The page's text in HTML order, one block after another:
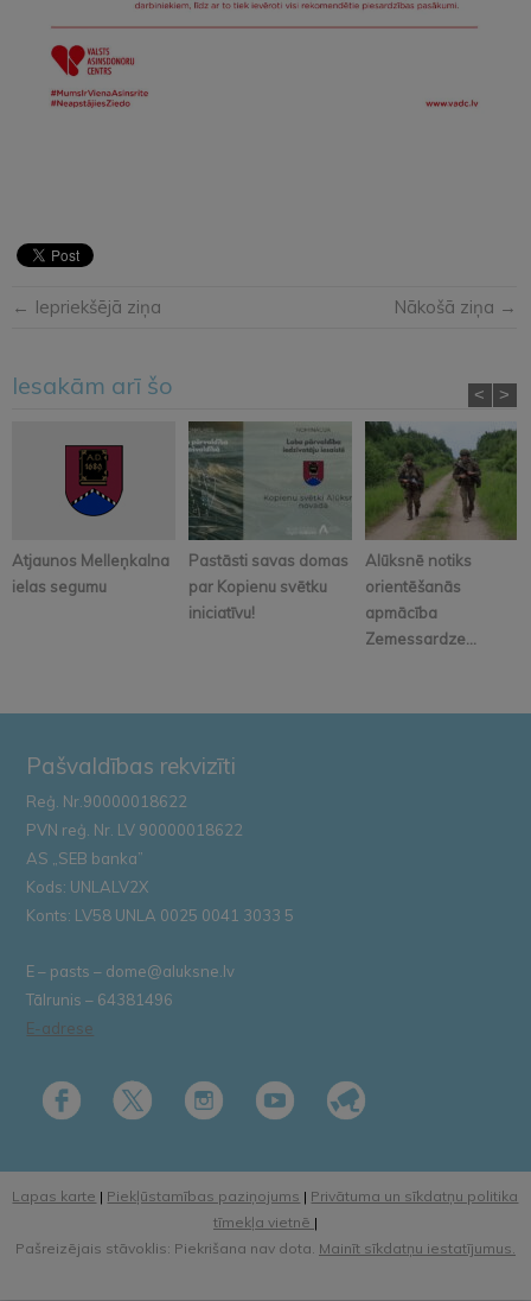
← Iepriekšējā ziņa Nākošā ziņa →
Iesakām arī šo
Atjaunos Melleņkalna
ielas segumu
Pastāsti savas domas
par Kopienu svētku
iniciatīvu!
Alūksnē notiks
orientēšanās
apmācība
Zemessardze...
< >
Pašvaldības rekvizīti
Reģ. Nr.90000018622
PVN reģ. Nr. LV 90000018622
AS „SEB banka”
Kods: UNLALV2X
Konts: LV58 UNLA 0025 0041 3033 5
E – pasts – dome@aluksne.lv
Tālrunis – 64381496
E-adrese
Lapas karte | Piekļūstamības paziņojums | Privātuma un sīkdatņu politika
tīmekļa vietnē |
Pašreizējais stāvoklis: Piekrišana nav dota. Mainīt sīkdatņu iestatījumus.